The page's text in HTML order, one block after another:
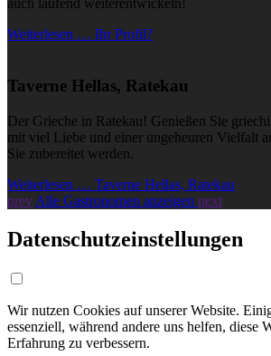
auch laufend weiterentwickeln!
Weiterlesen … Ihr Profil?
Taverne Hellas, Ratekau
Der Grieche in Ratekau! Genießen Sie
mit viel Liebe und einer ungeheuren Vielfalt
Sie zubereitet werden.
Weiterlesen … Taverne Hellas, Ratekau
prev Alle Gastronomen anzeigen next
Datenschutzeinstellungen
Wir nutzen Cookies auf unserer Website.
essenziell, während andere uns helfen, diese
Erfahrung zu verbessern.